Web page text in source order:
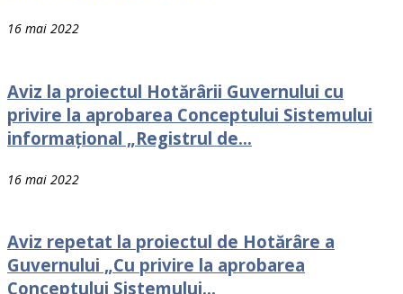
16 mai 2022
Aviz la proiectul Hotărârii Guvernului cu
privire la aprobarea Conceptului Sistemului
informaţional „Registrul de...
16 mai 2022
Aviz repetat la proiectul de Hotărâre a
Guvernului „Cu privire la aprobarea
Conceptului Sistemului...